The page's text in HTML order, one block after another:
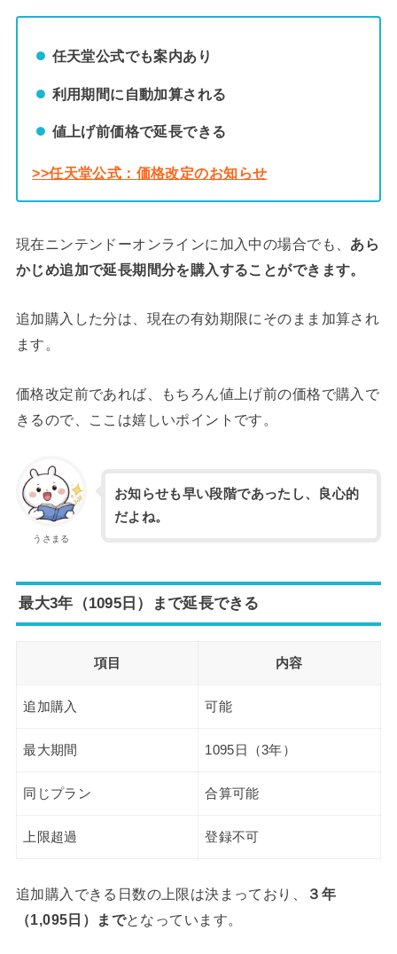
任天堂公式でも案内あり
利用期間に自動加算される
値上げ前価格で延長できる
>>任天堂公式：価格改定のお知らせ
現在ニンテンドーオンラインに加入中の場合でも、 あら
かじめ追加で延長期間分を購入することができます。
追加購入した分は、現在の有効期限にそのまま加算され
ます。
価格改定前であれば、もちろん値上げ前の価格で購入で
きるので、ここは嬉しいポイントです。
うさまる
お知らせも早い段階であったし、良心的
だよね。
最大3年（1095日）まで延長できる
項目 内容
追加購入 可能
最大期間 1095日（3年）
同じプラン 合算可能
上限超過 登録不可
追加購入できる日数の上限は決まっており、
３年
（1,095日）までとなっています。